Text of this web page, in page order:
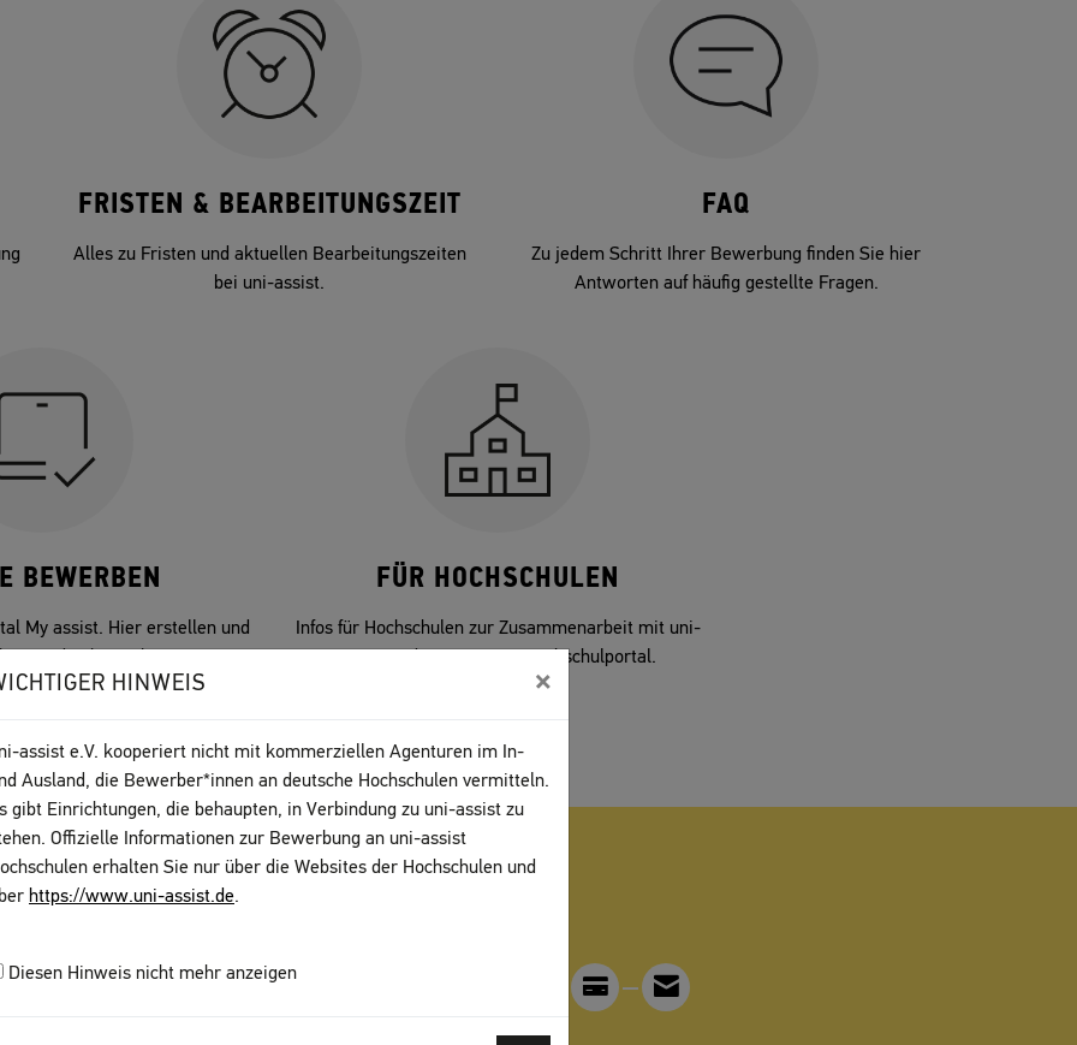
HINWEIS ×
assist e.V. kooperiert nicht mit kommerziellen Agenturen im In-
Ausland, die Bewerber*innen an deutsche Hochschulen vermitteln.
gibt Einrichtungen, die behaupten, in Verbindung zu uni-assist zu
Offizielle Informationen zur Bewerbung an uni-assist
erhalten Sie nur über die Websites der Hochschulen und
https://www.uni-assist.de.
Diesen Hinweis nicht mehr anzeigen
FRISTEN & BEARBEITUNGSZEIT
Alles zu Fristen und aktuellen Bearbeitungszeiten
bei uni-assist.
FAQ
Zu jedem Schritt Ihrer Bewerbung finden Sie hier
Antworten auf häufig gestellte Fragen.
BEWERBEN
My assist. Hier erstellen und
Studienbewerbungen.
FÜR HOCHSCHULEN
Infos für Hochschulen zur Zusammenarbeit mit uni-
assist und Zugang zum Hochschulportal.
BEWERBEN IN 6 SCHRITTEN